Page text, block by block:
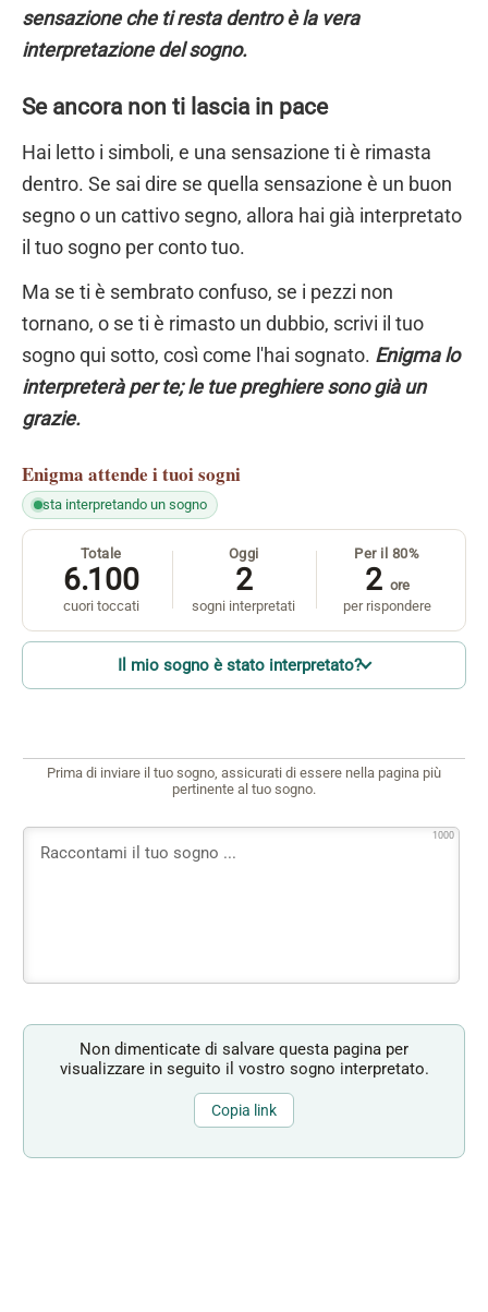
sensazione che ti resta dentro è la vera
interpretazione del sogno.
Se ancora non ti lascia in pace
Hai letto i simboli, e una sensazione ti è rimasta
dentro. Se sai dire se quella sensazione è un buon
segno o un cattivo segno, allora hai già interpretato
il tuo sogno per conto tuo.
Ma se ti è sembrato confuso, se i pezzi non
tornano, o se ti è rimasto un dubbio, scrivi il tuo
sogno qui sotto, così come l'hai sognato. Enigma lo
interpreterà per te; le tue preghiere sono già un
grazie.
Enigma attende i tuoi sogni
sta interpretando un sogno
Totale
6.100
cuori toccati
Oggi
2
sogni interpretati
Per il 80%
2 ore
per rispondere
Il mio sogno è stato interpretato?
Prima di inviare il tuo sogno, assicurati di essere nella pagina più
pertinente al tuo sogno.
1000
Non dimenticate di salvare questa pagina per
visualizzare in seguito il vostro sogno interpretato.
Copia link